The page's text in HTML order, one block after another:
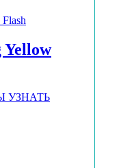
Yellow
УЗНАТЬ